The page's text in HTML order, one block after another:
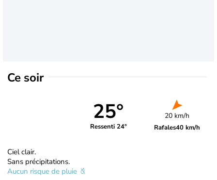
Ce soir
25°
Ressenti 24°
20 km/h
Rafales40 km/h
Ciel clair.
Sans précipitations.
Aucun risque de pluie